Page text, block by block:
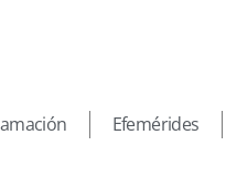
Efemérides